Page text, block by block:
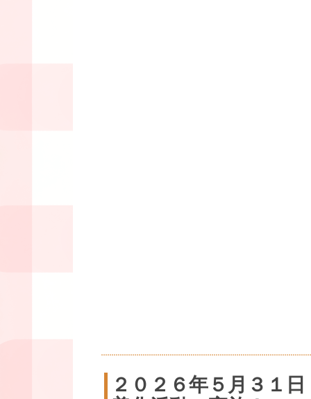
２０２６年５月３１日